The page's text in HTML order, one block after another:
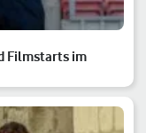
Filmstarts im